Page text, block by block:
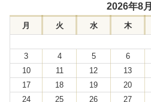
2026年8月
月 火 水 木
3
4 5 6
10
11 12 13
17
18 19 20
24
25 26 27